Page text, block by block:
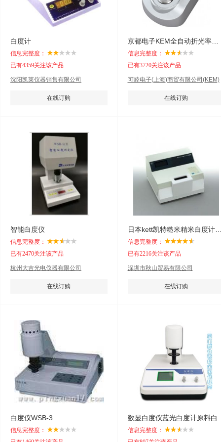
白度计
信息完整度：
已有4359关注该产品
沈阳凯莱仪器销售有限公司
在线订购
京都电子KEM全自动折光率仪RA-6XX系列
信息完整度：
已有3720关注该产品
可睦电子(上海)商贸有限公司(KEM)
在线订购
智能白度仪
信息完整度：
已有2470关注该产品
杭州大吉光电仪器有限公司
在线订购
日本kett凯特糙米精米白
信息完整度：
已有2216关注该产品
深圳市秋山贸易有限公司
在线订购
白度仪WSB-3
信息完整度：
信息完整度：